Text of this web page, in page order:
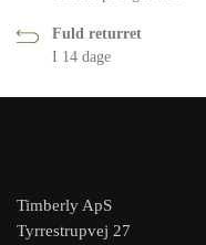
Fuld returret
I 14 dage
Timberly ApS
Tyrrestrupvej 27